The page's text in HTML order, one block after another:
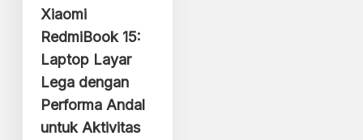
Xiaomi
RedmiBook 15:
Laptop Layar
Lega dengan
Performa Andal
untuk Aktivitas